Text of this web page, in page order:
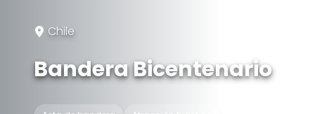
Chile
Bandera Bicentenario